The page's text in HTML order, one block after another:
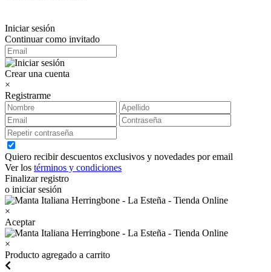
Iniciar sesión
Continuar como invitado
Crear una cuenta
×
Registrarme
Quiero recibir descuentos exclusivos y novedades por email
Ver los términos y condiciones
Finalizar registro
o iniciar sesión
×
Aceptar
×
Producto agregado a carrito